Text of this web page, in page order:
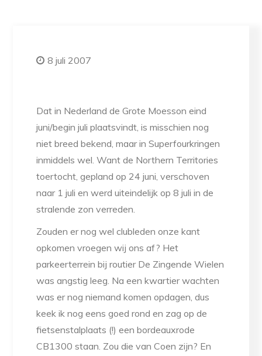
8 juli 2007
Dat in Nederland de Grote Moesson eind
juni/begin juli plaatsvindt, is misschien nog
niet breed bekend, maar in Superfourkringen
inmiddels wel. Want de Northern Territories
toertocht, gepland op 24 juni, verschoven
naar 1 juli en werd uiteindelijk op 8 juli in de
stralende zon verreden.
Zouden er nog wel clubleden onze kant
opkomen vroegen wij ons af? Het
parkeerterrein bij routier De Zingende Wielen
was angstig leeg. Na een kwartier wachten
was er nog niemand komen opdagen, dus
keek ik nog eens goed rond en zag op de
fietsenstalplaats (!) een bordeauxrode
CB1300 staan. Zou die van Coen zijn? En